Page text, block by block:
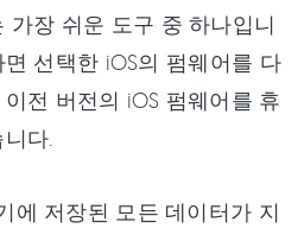
가장 쉬운 도구 중 하나입니
선택한 iOS의 펌웨어를 다
전 버전의 iOS 펌웨어를 휴
다.
에 저장된 모든 데이터가 지